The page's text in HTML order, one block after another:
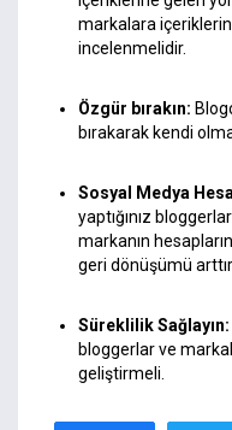
markalara
incelenmelidir.
Özgür bırakın:
bırakarak kendi
Sosyal Medya
yaptığınız
markanın
geri dönüşümü
Süreklilik Sağlayın:
bloggerlar ve
geliştirmeli.